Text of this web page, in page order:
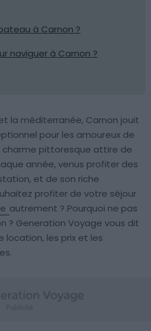
à Carnon ?
naviguer à Carnon ?
la méditerranée, Carnon jouit
pour les amoureux de
charme pittoresque attire de
année, venus profiter des
et de son riche
profiter de votre séjour
autrement ? Pourquoi ne pas
? Generation Voyage vous dit
location, les prix et les